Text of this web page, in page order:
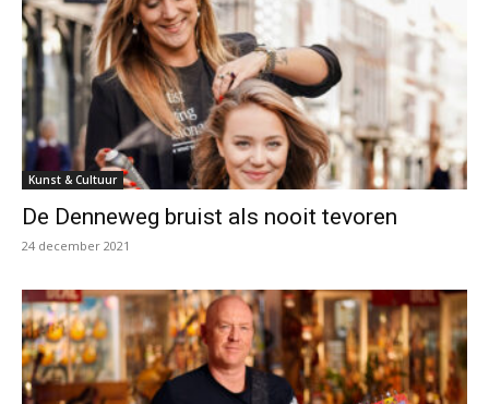
Kunst & Cultuur
De Denneweg bruist als nooit tevoren
24 december 2021